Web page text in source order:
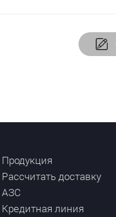
Продукция
Рассчитать доставку
АЗС
Кредитная линия